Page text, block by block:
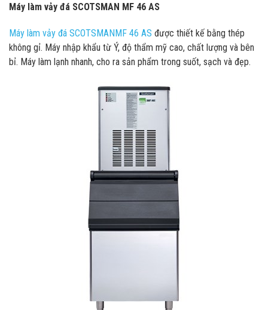
Máy làm vảy đá SCOTSMAN MF 46 AS
Máy làm vảy đá SCOTSMANMF 46 AS được thiết kế bằng thép
không gỉ. Máy nhập khẩu từ Ý, độ thẩm mỹ cao, chất lượng và bên
bỉ. Máy làm lạnh nhanh, cho ra sản phẩm trong suốt, sạch và đẹp.